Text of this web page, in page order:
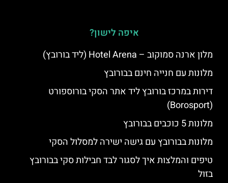
איפה לישון?
מלון ארנה סמוקוב – Hotel Arena (ליד בורובץ)
מלונות עם חנייה חינם בבורובץ
דירות במרכז בורובץ ליד אתר הסקי בורוספורט
(Borosport)
מלונות 5 כוכבים בבורובץ
מלונות בבורובץ עם גישה ישירה למסלול הסקי
טיפים והמלצות איך לסגור לבד חבילות סקי בבורובץ
בזול